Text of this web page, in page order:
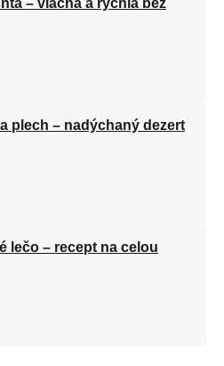
– vláčná a rychlá bez
plech – nadýchaný dezert
lečo – recept na celou